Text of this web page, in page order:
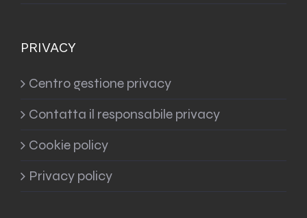
PRIVACY
Centro gestione privacy
Contatta il responsabile privacy
Cookie policy
Privacy policy